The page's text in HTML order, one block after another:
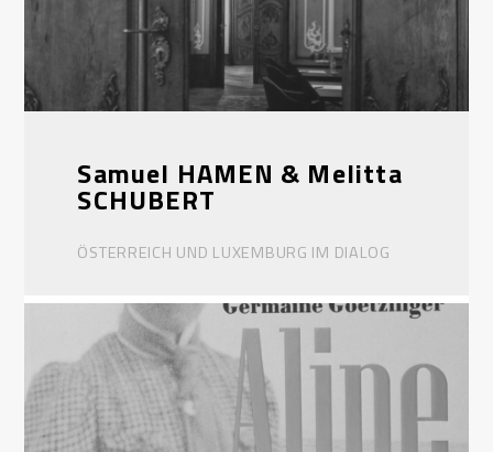
Samuel HAMEN & Melitta
SCHUBERT
ÖSTERREICH UND LUXEMBURG IM DIALOG